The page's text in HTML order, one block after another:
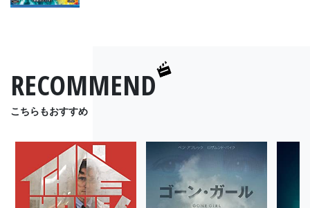
RECOMMEND
こちらもおすすめ